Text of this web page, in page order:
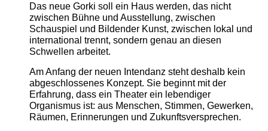
Das neue Gorki soll ein Haus werden, das nicht
zwischen Bühne und Ausstellung, zwischen
Schauspiel und Bildender Kunst, zwischen lokal und
international trennt, sondern genau an diesen
Schwellen arbeitet.
Am Anfang der neuen Intendanz steht deshalb kein
abgeschlossenes Konzept. Sie beginnt mit der
Erfahrung, dass ein Theater ein lebendiger
Organismus ist: aus Menschen, Stimmen, Gewerken,
Räumen, Erinnerungen und Zukunftsversprechen.